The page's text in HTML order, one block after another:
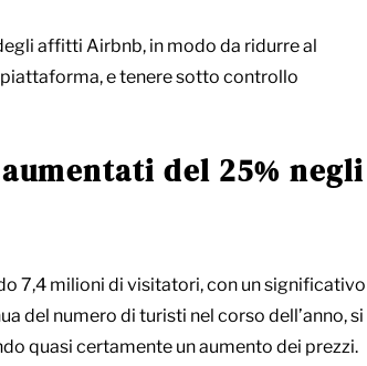
affitti Airbnb, in modo da ridurre al
e tenere sotto controllo
del 25% negli
7,4 milioni di visitatori, con un significativo
del numero di turisti nel corso dell’anno, si
quasi certamente un aumento dei prezzi.